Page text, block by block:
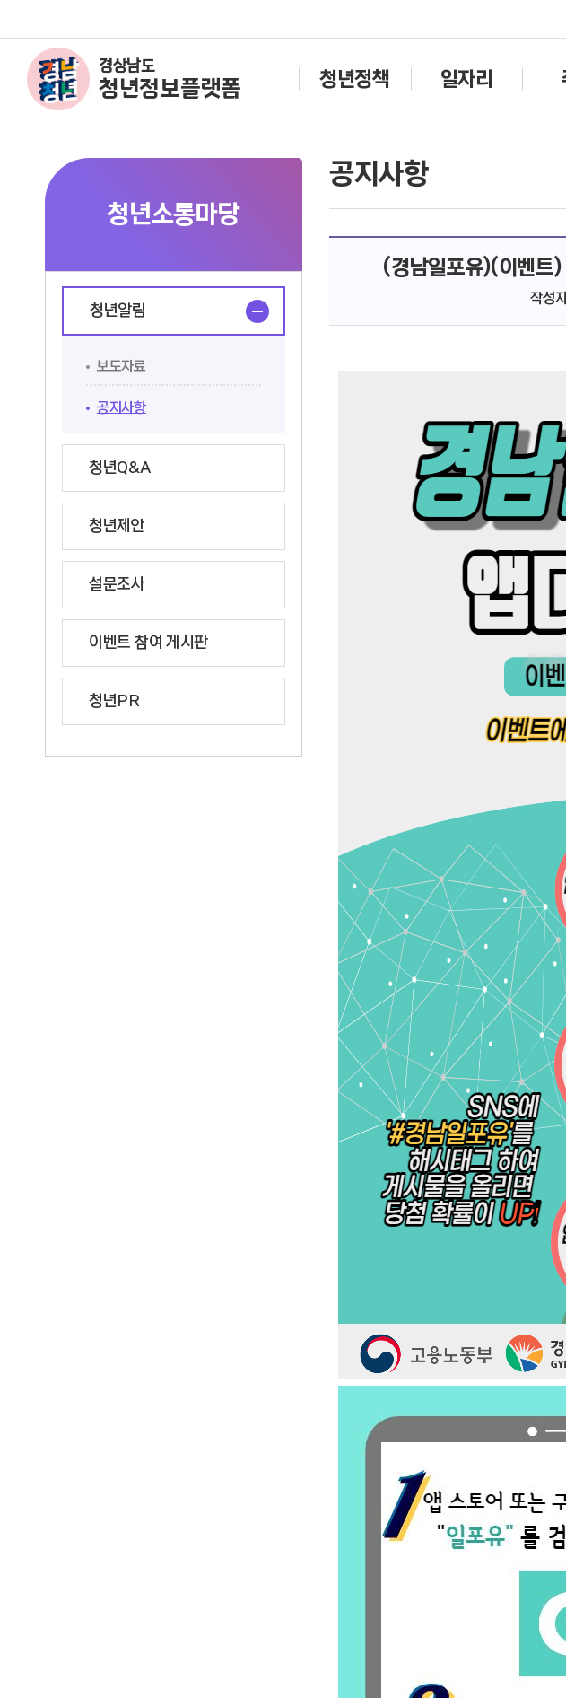
경상남도
청년정보플랫폼 청년정책 일자리
청년소통마당
청년알림
보도자료
공지사항
청년Q&A
청년제안
설문조사
이벤트 참여 게시판
청년PR
공지사항
(경남일포유)(이벤
작성